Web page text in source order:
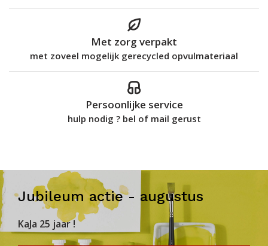
Met zorg verpakt
met zoveel mogelijk gerecycled opvulmateriaal
Persoonlijke service
hulp nodig ? bel of mail gerust
Jubileum actie - augustus
KaJa 25 jaar !